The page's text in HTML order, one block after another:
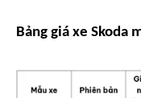
Bảng giá xe Skoda